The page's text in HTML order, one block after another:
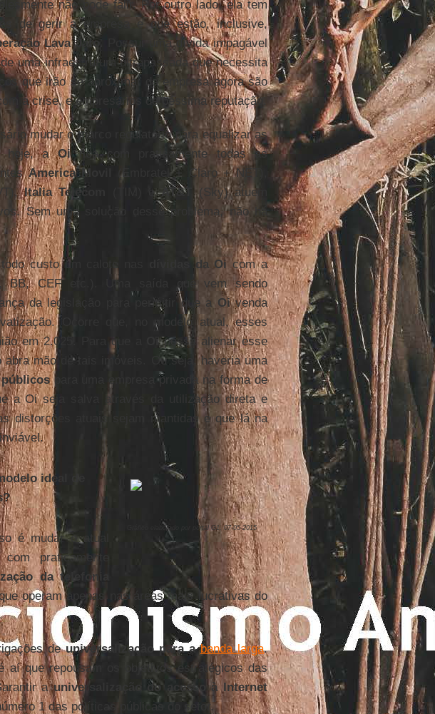
não pode falir. Por outro lado, ela tem
de gerir a empresa e que estão, inclusive,
Lava Jato . Possui uma dívida impagável
uma infraestrutura ultrapassada que necessita
que irão se aproximar da empresa agora são
a crise, e empresários de péssima reputação.
mudar o marco regulatório para equalizar as
hoje, aOifica com praticamente todas as
America Movil
(Embratel + Claro + NET),
Italia Telecom (TIM) eAT&T (Sky) atuem
Sem uma solução desse problema, não há
custo um calote nas dívidas da Oicom a
BB, CEF etc.). Uma saída que vem sendo
da legislação para permitir que a Oivenda
Ocorre que, no modelo atual, esses
em 2.025. Para que a
Oipossa alienar esse
abra mão de tais imóveis. Ou seja, haveria uma
para uma empresa privada na forma de
a Oi seja salva através da utilização direta e
distorções atuais sejam mantidas e que lá na
Gráfico elaborado por portal G1, 07-05-2015
ideal de
é mudar o atual
praticamente
da telefonia
operam apenas nas áreas mais lucrativas do
deuniversalização para abanda larga.
aí que repousam os objetivos estratégicos das
auniversalização do acesso à Internet
1 das políticas públicas do setor.